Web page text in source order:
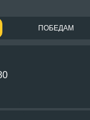
ПОБЕДАМ